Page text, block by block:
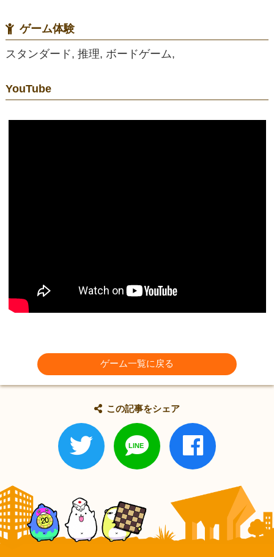
ゲーム体験
スタンダード, 推理, ボードゲーム,
YouTube
ゲーム一覧に戻る
この記事をシェア